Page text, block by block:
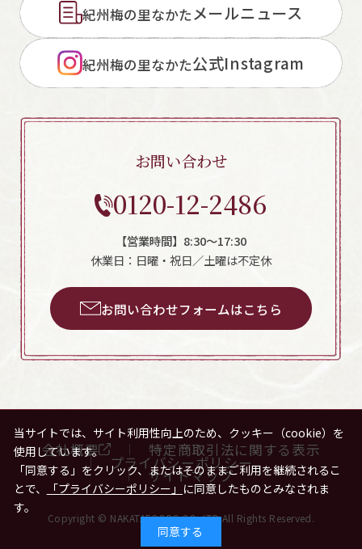
紀州梅の里なかたメールニュース
紀州梅の里なかた公式Instagram
お問い合わせ
0120-12-2486
【営業時間】8:30～17:30
休業日：日曜・祝日／土曜は不定休
お問い合わせフォームはこちら
会社概要 特定商取引法に関する表示
プライバシーポリシー
サイトマップ
Copyright © NAKATAFOODS.CO.,LTD All Rights Reserved.
当サイトでは、サイト利用性向上のため、クッキー（cookie）を
使用しています。
「同意する」をクリック、またはそのままご利用を継続されるこ
とで、
「プライバシーポリシー」 に同意したものとみなされま
す。
同意する